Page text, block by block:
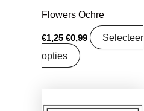
Flowers Ochre
€1,25 €0,99
Selecteer
opties